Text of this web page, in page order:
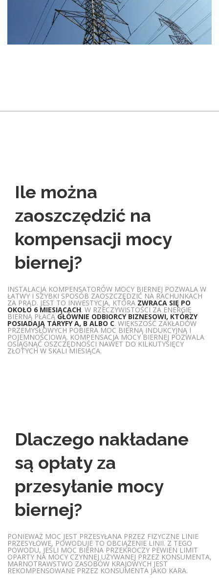
Ile można
zaoszczędzić na
kompensacji mocy
biernej?
INSTALACJA KOMPENSATORÓW MOCY BIERNEJ POZWALA W
ŁATWY I SZYBKI SPOSÓB ZAOSZCZĘDZIĆ NA RACHUNKACH
ZA PRĄD. JEST TO INWESTYCJA, KTÓRA ZWRACA SIĘ PO
OKOŁO 6 MIESIĄCACH. W RZECZYWISTOŚCI ZA ENERGIĘ
BIERNĄ PŁACĄ GŁÓWNIE ODBIORCY BIZNESOWI, KTÓRZY
POSIADAJĄ TARYFY A, B ALBO C. WIĘKSZOŚĆ ZAKŁADÓW
PRZEMYSŁOWYCH POBIERA MOC BIERNĄ INDUKCYJNĄ I
POJEMNOŚCIOWĄ. KOMPENSACJA MOCY BIERNEJ POZWALA
OSIĄGNĄĆ OSZCZĘDNOŚCI NAWET DO KILKUTYSIĘCY
ZŁOTYCH W SKALI MIESIĄCA.
Dlaczego nakładane
są opłaty za
przesyłanie mocy
biernej?
PONIEWAŻ MOC JEST PRZESYŁANA PRZEZ FIZYCZNE LINIE
PRZESYŁOWE, POWODUJE TO OBCIĄŻENIE LINII. Z TEGO
POWODU, JEŚLI MOC BIERNA PRZEKROCZY PEWIEN LIMIT
OPARTY NA MOCY CZYNNEJ UŻYWANEJ PRZEZ KONSUMENTA,
MARNOTRAWSTWO ZASOBÓW KRAJOWYCH JEST
REKOMPENSOWANE PRZEZ KONSUMENTA JAKO KARA.